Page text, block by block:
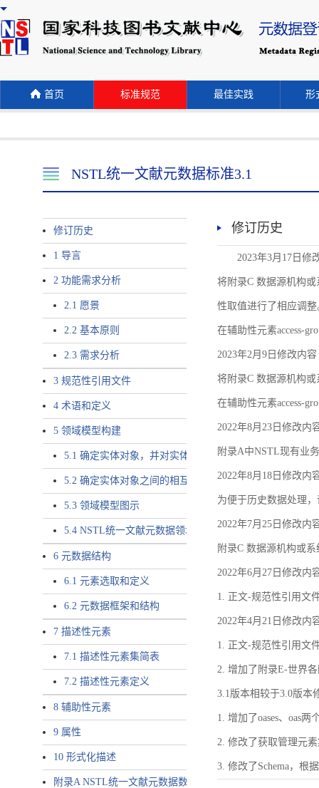
首页 标准规范 最佳实践 形
NSTL统一文献元数据标准3.1
修订历史
1 导言
2 功能需求分析
2.1 愿景
2.2 基本原则
2.3 需求分析
3 规范性引用文件
4 术语和定义
5 领域模型构建
5.1 确定实体对象，并对实体对象命名
5.2 确定实体对象之间的相互关系，定义实体对象之间的
5.3 领域模型图示
5.4 NSTL统一文献元数据领域模型的验证
6 元数据结构
6.1 元素选取和定义
6.2 元数据框架和结构
7 描述性元素
7.1 描述性元素集简表
7.2 描述性元素定义
8 辅助性元素
9 属性
10 形式化描述
附录A NSTL统一文献元数据数据唯一标识符规则
修订历史
2023年3月17日修
将附录C 数据源机构或
性取值进行了相应调整
在辅助性元素access-
2023年2月9日修改内容
将附录C 数据源机构或
在辅助性元素access-
2022年8月23日修改内
附录A中NSTL现有业
2022年8月18日修改内
为便于历史数据处理
2022年7月25日修改内
附录C 数据源机构或
2022年6月27日修改内
1. 正文-规范性引用文
2022年4月21日修改内
1. 正文-规范性引用文
2. 增加了附录E-世界
3.1版本相较于3.0版本
1. 增加了oases、oas
2. 修改了获取管理元
3. 修改了Schema，根